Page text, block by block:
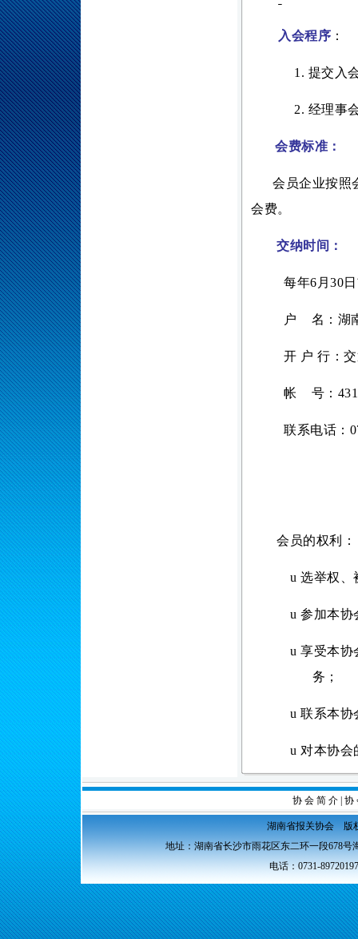
入会程序 ：
1. 提交入
2. 经理事
会费标准：
会员企业按照
会费。
交纳时间：
每年6月30
户 名：湖
开 户 行：
帐 号：
联系电话：
会员的权利：
u 选举权、
u 参加本协
u 享受本协
务；
u 联系本协
u 对本协会
协 会 简 介| 协
湖南省报关协会 版
地址：湖南省长沙市雨花区东二环一段678
电话：0731-